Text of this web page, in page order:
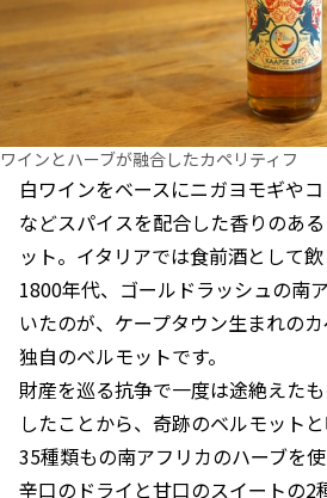
ワインとハーブが融合したカペリティフ
白ワインをベースにニガヨモギや
などスパイスを配合した香りのあ
ット。イタリアでは食前酒として飲
1800年代、ゴールドラッシュの南
いたのが、ケープタウン生まれの
独自のベルモットです。
財産を巡る抗争で一度は途絶えた
したことから、奇跡のベルモットと
35種類もの南アフリカのハーブを
辛口のドライと甘口のスイートの2